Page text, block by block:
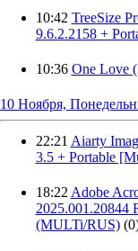
10:42 TreeSize
9.6.2.2158 +
10:36 One Love
10 Ноября,
22:21 Aiarty
3.5 + Portable
18:22 Adobe
2025.001.20844
(MULTi/RUS)